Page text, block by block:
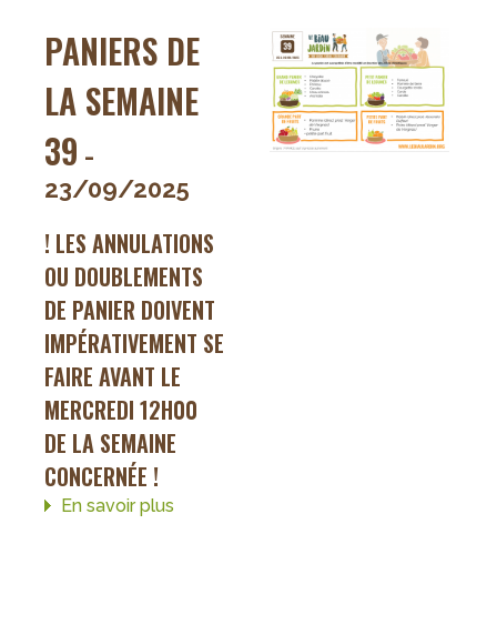
PANIERS DE
LA SEMAINE
39 -
23/09/2025
! LES ANNULATIONS
OU DOUBLEMENTS
DE PANIER DOIVENT
IMPÉRATIVEMENT SE
FAIRE AVANT LE
MERCREDI 12H00
DE LA SEMAINE
CONCERNÉE !
En savoir plus